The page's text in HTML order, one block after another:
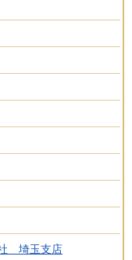
埼玉支店